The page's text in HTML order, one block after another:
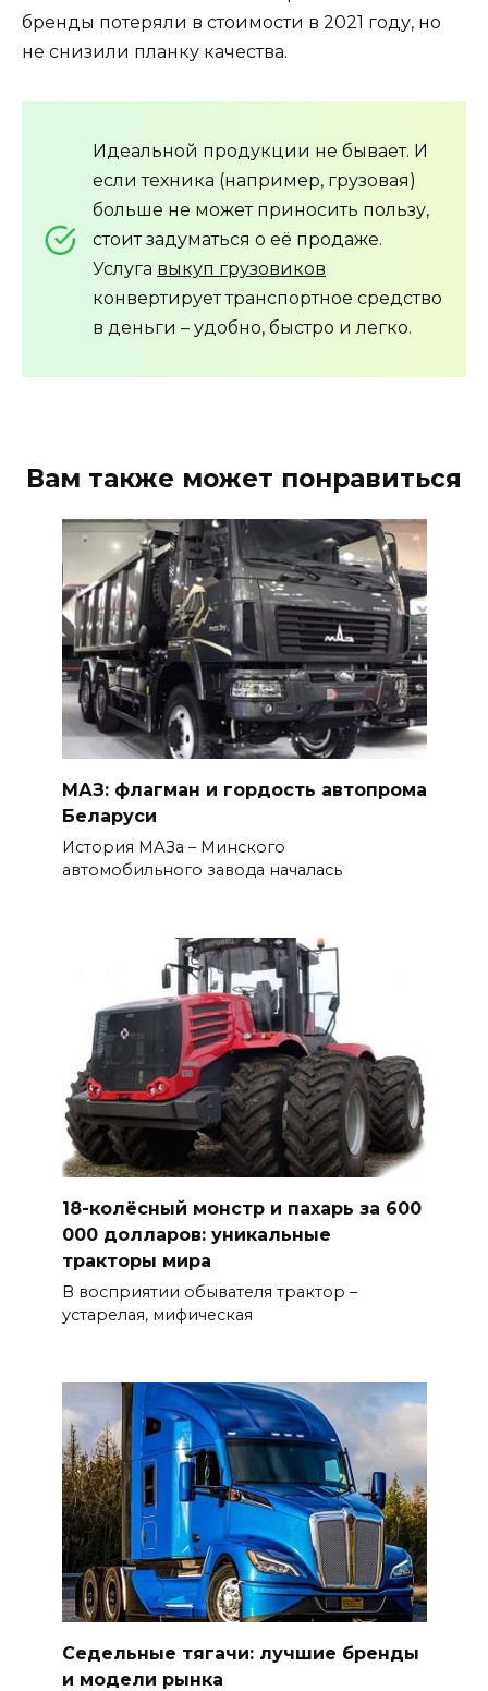
бренды потеряли в стоимости в 2021 году, но
не снизили планку качества.
Идеальной продукции не бывает. И
если техника (например, грузовая)
больше не может приносить пользу,
стоит задуматься о её продаже.
Услуга выкуп грузовиков
конвертирует транспортное средство
в деньги – удобно, быстро и легко.
Вам также может понравиться
МАЗ: флагман и гордость автопрома
Беларуси
История МАЗа – Минского
автомобильного завода началась
18-колёсный монстр и пахарь за 600
000 долларов: уникальные
тракторы мира
В восприятии обывателя трактор –
устарелая, мифическая
Седельные тягачи: лучшие бренды
и модели рынка